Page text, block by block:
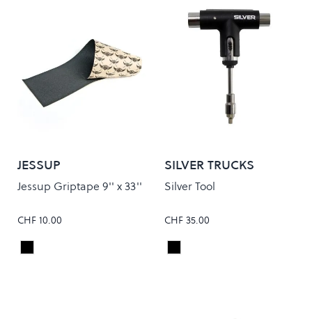
JESSUP
Jessup Griptape 9'' x 33''
CHF 10.00
Colour
Black
SILVER TRUCKS
Silver Tool
CHF 35.00
Colour
Black